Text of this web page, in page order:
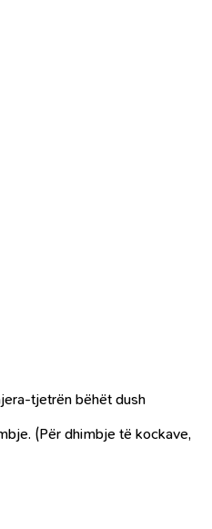
tjetrën bëhët dush
(Për dhimbje të kockave,